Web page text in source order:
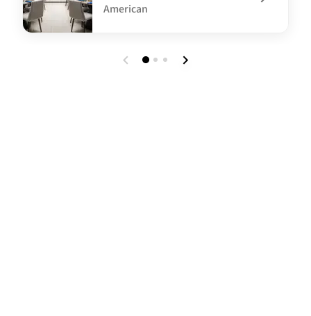
American
undefined BYRN Western Grill